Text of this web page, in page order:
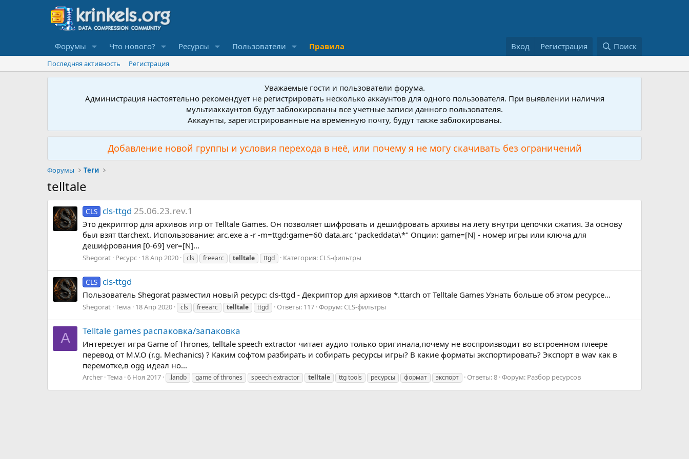
Форумы Что нового? Ресурсы Пользователи Правила Вход Регистрация Поиск
Последняя активность Регистрация
Уважаемые гости и пользователи форума.
Администрация настоятельно рекомендует не регистрировать несколько аккаунтов для одного пользователя. При выявлении наличия
мультиаккаунтов будут заблокированы все учетные записи данного пользователя.
Аккаунты, зарегистрированные на временную почту, будут также заблокированы.
Добавление новой группы и условия перехода в неё, или почему я не могу скачивать без ограничений
Форумы Теги
telltale
CLS cls-ttgd 25.06.23.rev.1
Это декриптор для архивов игр от Telltale Games. Он позволяет шифровать и дешифровать архивы на лету внутри цепочки сжатия. За основу
был взят ttarchext. Использование: arc.exe a -r -m=ttgd:game=60 data.arc "packeddata\*" Опции: game=[N] - номер игры или ключа для
дешифрования [0-69] ver=[N]...
Shegorat Ресурс 18 Апр 2020 cls freearc telltale ttgd Категория: CLS-фильтры
CLS cls-ttgd
Пользователь Shegorat разместил новый ресурс: cls-ttgd - Декриптор для архивов *.ttarch от Telltale Games Узнать больше об этом ресурсе...
Shegorat Тема 18 Апр 2020 cls freearc telltale ttgd Ответы: 117 Форум: CLS-фильтры
A Telltale games распаковка/запаковка
Интересует игра Game of Thrones, telltale speech extractor читает аудио только оригинала,почему не воспроизводит во встроенном плеере
перевод от M.V.O (r.g. Mechanics) ? Каким софтом разбирать и собирать ресурсы игры? В какие форматы экспортировать? Экспорт в wav как в
перемотке,в ogg идеал но...
Archer Тема 6 Ноя 2017 .landb game of thrones speech extractor telltale ttg tools ресурсы формат экспорт Ответы: 8 Форум: Разбор ресурсов